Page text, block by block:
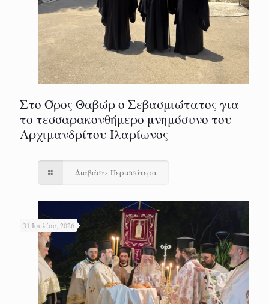
Στο Όρος Θαβώρ ο Σεβασμιώτατος για
το τεσσαρακονθήμερο μνημόσυνο του
Αρχιμανδρίτου Ιλαρίωνος
Διαβάστε Περισσότερα
31 Ιουλίου, 2026